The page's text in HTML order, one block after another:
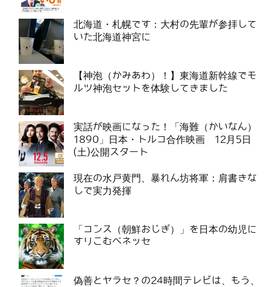
北海道・札幌です：大村の先輩が参拝して
いた北海道神宮に
【神泡（かみあわ）！】東海道新幹線でモ
ルツ神泡セットを体験してきました
実話が映画になった！「海難（かいなん）
1890」日本・トルコ合作映画 12月5日
(土)公開スタート
現在の水戸黄門、暴れん坊将軍：肩書きな
しで実力発揮
「コンス（朝鮮おじぎ）」を日本の幼児に
すりこむベネッセ
偽善とヤラセ？の24時間テレビは、もう、